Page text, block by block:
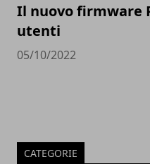
Il nuovo firmware
utenti
05/10/2022
CATEGORIE